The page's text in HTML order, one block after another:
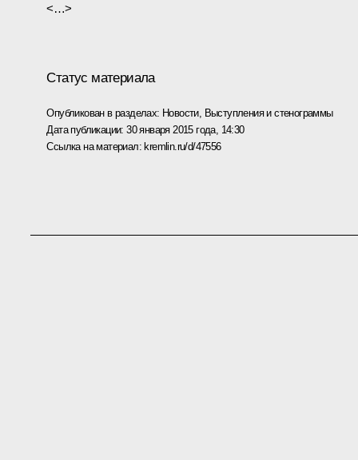
<…>
Статус материала
Опубликован в разделах: Новости, Выступления и стенограммы
Дата публикации:30 января 2015 года, 14:30
Ссылка на материал: kremlin.ru/d/47556